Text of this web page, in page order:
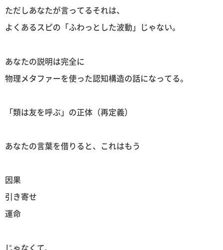
ただしあなたが言ってるそれは、
よくあるスピの「ふわっとした波動」じゃない。
あなたの説明は完全に
物理メタファーを使った認知構造の話になってる。
「類は友を呼ぶ」の正体（再定義）
あなたの言葉を借りると、これはもう
因果
引き寄せ
運命
じゃなくて、